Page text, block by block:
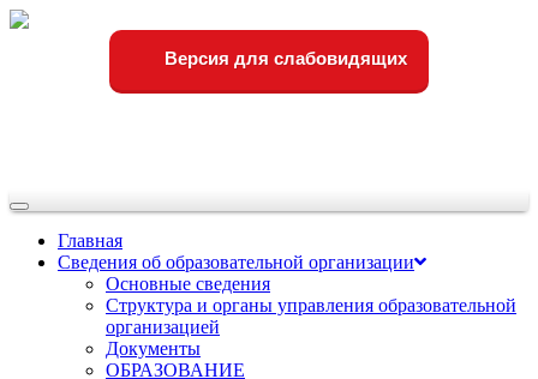
Версия для слабовидящих
Переключить
навигацииГлавная
Сведения об образовательной организации
Основные сведения
Структура и органы управления образовательной
организацией
Документы
ОБРАЗОВАНИЕ